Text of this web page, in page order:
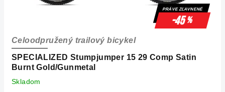
PRÁVE ZĽAVNENÉ
-45%
SPECIALIZED Stumpjumper 15 29 Comp Satin
Burnt Gold/Gunmetal
Celoodpružený trailový bicykel
Skladom